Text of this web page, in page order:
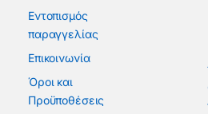
Εντοπισμός
παραγγελίας
Επικοινωνία
Όροι και
Προϋποθέσεις